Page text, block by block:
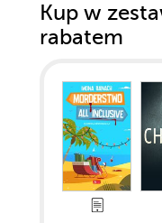
Kup w
rabatem